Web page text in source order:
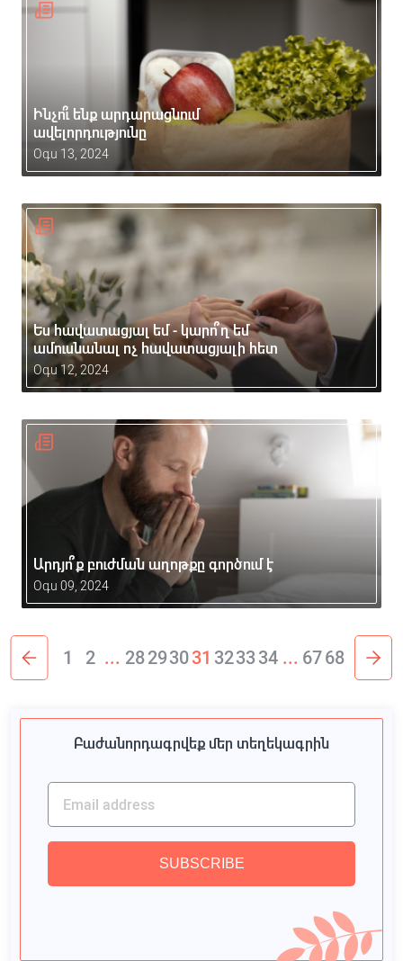
Ինչո՞ւ ենք արդարացնում
ավելորդությունը
Օգս 13, 2024
Ես հավատացյալ եմ - կարո՞ղ եմ
ամուսնանալ ոչ հավատացյալի հետ
Օգս 12, 2024
Արդյո՞ք բուժման աղոթքը գործում է
Օգս 09, 2024
1 2 ... 28293031 3233 34 ... 6768
Բաժանորդագրվեք մեր տեղեկագրին
SUBSCRIBE